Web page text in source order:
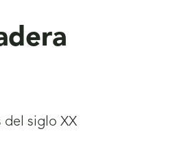
del siglo XX